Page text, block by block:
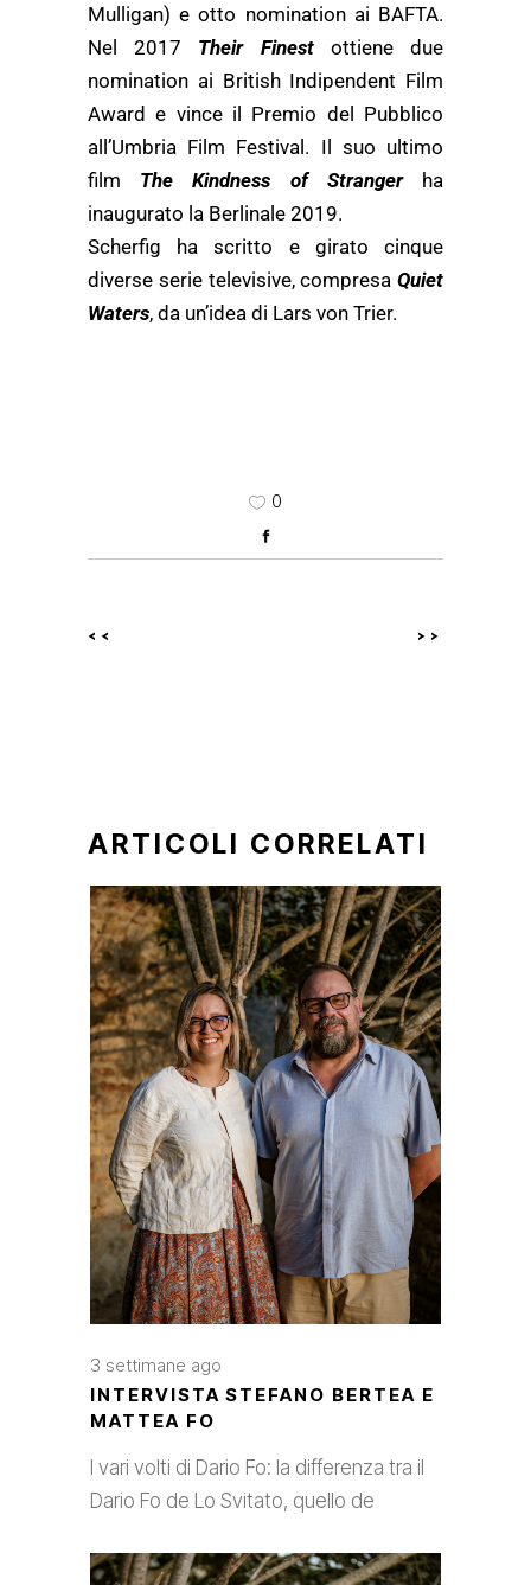
Mulligan) e otto nomination ai BAFTA.
Nel 2017 Their Finestottiene due
nomination ai British Indipendent Film
Award e vince il Premio del Pubblico
all’Umbria Film Festival. Il suo ultimo
film The Kindness of Strangerha
inaugurato la Berlinale 2019.
Scherfig ha scritto e girato cinque
diverse serie televisive, compresa Quiet
Waters, da un’idea di Lars von Trier.
0
<< >>
ARTICOLI CORRELATI
3 settimane ago
INTERVISTA STEFANO BERTEA E
MATTEA FO
I vari volti di Dario Fo: la differenza tra il
Dario Fo de Lo Svitato, quello de